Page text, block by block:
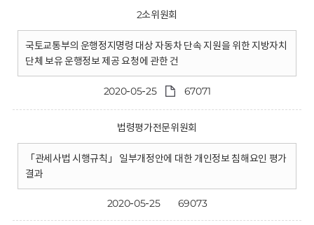
2소위원회
국토교통부의 운행정지명령 대상 자동차 단속 지원을 위한 지방자치
단체 보유 운행정보 제공 요청에 관한 건
2020-05-25 67071
법령평가전문위원회
「관세사법 시행규칙」 일부개정안에 대한 개인정보 침해요인 평가
결과
2020-05-25 69073